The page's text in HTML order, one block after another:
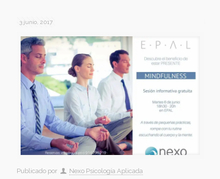
3 junio, 2017
Publicado por Nexo Psicología Aplicada